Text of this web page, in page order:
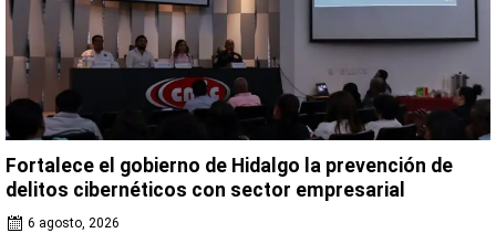
Fortalece el gobierno de Hidalgo la prevención de
delitos cibernéticos con sector empresarial
6 agosto, 2026